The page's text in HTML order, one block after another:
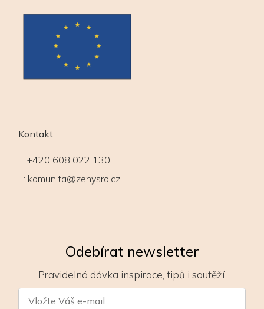
Kontakt
T: +420 608 022 130
E: komunita@zenysro.cz
Odebírat newsletter
Pravidelná dávka inspirace, tipů i soutěží.